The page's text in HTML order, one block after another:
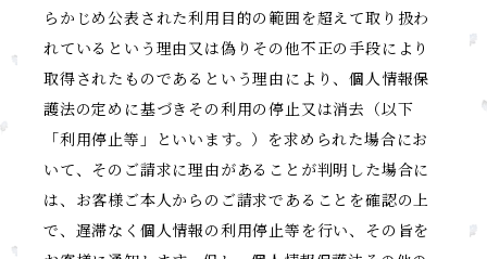
らかじめ公表された利用目的の範囲を超えて取り扱わ
れているという理由又は偽りその他不正の手段により
取得されたものであるという理由により、個人情報保
護法の定めに基づきその利用の停止又は消去（以下
「利用停止等」といいます。）を求められた場合にお
いて、そのご請求に理由があることが判明した場合に
は、お客様ご本人からのご請求であることを確認の上
で、遅滞なく個人情報の利用停止等を行い、その旨を